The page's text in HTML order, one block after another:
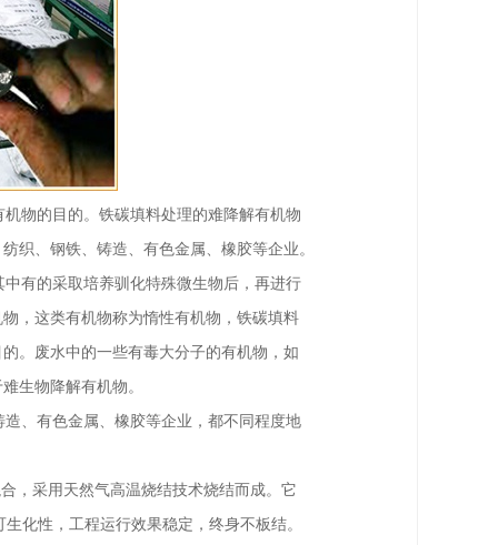
物的目的。铁碳填料处理的难降解有机物
织、钢铁、铸造、有色金属、橡胶等企业。
有的采取培养驯化特殊微生物后，再进行
，这类有机物称为惰性有机物，铁碳填料
。废水中的一些有毒大分子的有机物，如
生物降解有机物。
、有色金属、橡胶等企业，都不同程度地
采用天然气高温烧结技术烧结而成。 它
化性，工程运行效果稳定，终身不板结。